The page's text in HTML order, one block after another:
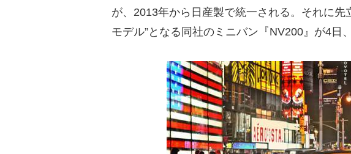
が、2013年から日産製で統一される。それに先
モデル”となる同社のミニバン『NV200』が4日